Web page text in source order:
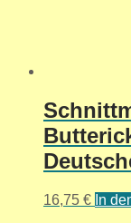
16,75 € In